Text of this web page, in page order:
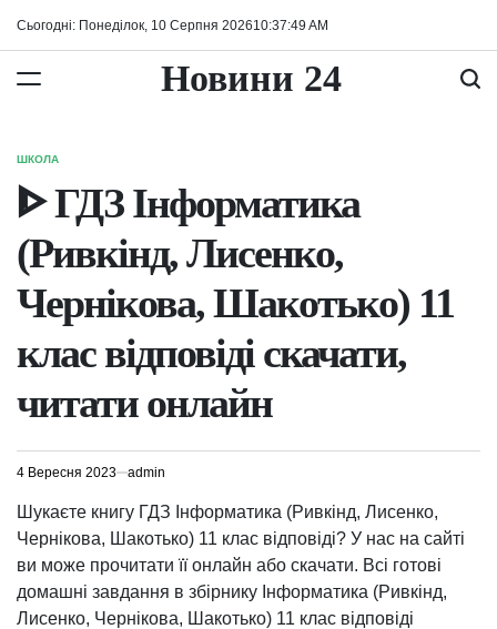
Сьогодні: Понеділок, 10 Серпня 202610:37:49 AM
Новини 24
ОПУБЛІКУВАТИ
У
ШКОЛА
ᐈ ГДЗ Інформатика
(Ривкінд, Лисенко,
Чернікова, Шакотько) 11
клас відповіді скачати,
читати онлайн
4 Вересня 2023 admin
Шукаєте книгу ГДЗ Інформатика (Ривкінд, Лисенко,
Чернікова, Шакотько) 11 клас відповіді? У нас на сайті
ви може прочитати її онлайн або скачати. Всі готові
домашні завдання в збірнику Інформатика (Ривкінд,
Лисенко, Чернікова, Шакотько) 11 клас відповіді